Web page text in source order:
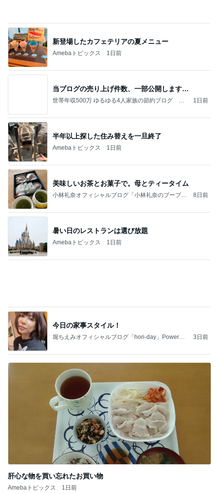
当ブログの売り上げ件数、一部公開します…
世帯年収500万 ゆるゆる4人家族の節約ブログ 〜
半年以上探した住み替えを一旦終了
Amebaトピックス 1日前
美味しいお茶とお菓子で。母とティータイム
小林礼奈オフィシャルブログ「小林礼奈のブーブー
暑い日のレストランは選び放題
Amebaトピックス 1日前
今日の家事スタイル！
堀ちえみオフィシャルブログ「hori-day」Powered
肝心な物を買い忘れたお買い物
記事を読む
キャシー中島 絶好調でキルトカット
Amebaトピックス 1日前